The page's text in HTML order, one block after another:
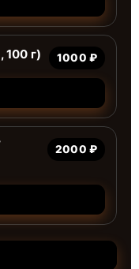
100 г) 1000 ₽
2000 ₽